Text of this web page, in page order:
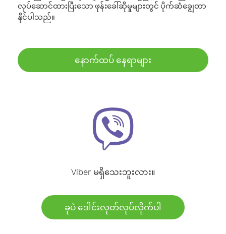
လုပ်ဆောင်ထားပြီးသော ဖုန်းခေါ်ဆိုမှုများတွင် ပိုက်ဆံချွေတာ
နိုင်ပါသည်။
နောက်ထပ် နေရာများ
Viber မရှိသေးဘူးလား။
ခုပဲ ဒေါင်းလုတ်လုပ်လိုက်ပါ